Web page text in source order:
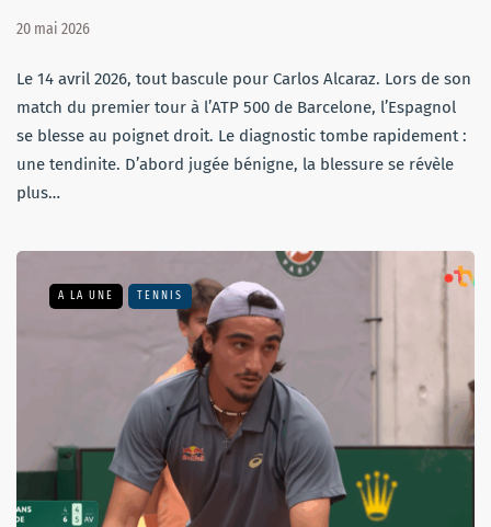
20 mai 2026
Le 14 avril 2026, tout bascule pour Carlos Alcaraz. Lors de son
match du premier tour à l’ATP 500 de Barcelone, l’Espagnol
se blesse au poignet droit. Le diagnostic tombe rapidement :
une tendinite. D’abord jugée bénigne, la blessure se révèle
plus…
A LA UNE TENNIS